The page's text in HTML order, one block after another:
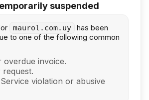
suspended
maurol.com.uy
has been
to one of the following common
overdue invoice.
request.
violation or abusive